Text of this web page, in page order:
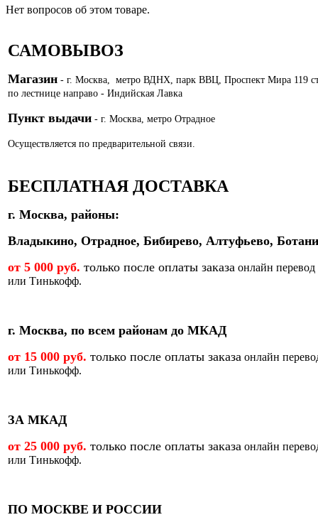
Нет вопросов об этом товаре.
САМОВЫВОЗ
Магазин - г. Москва, метро ВДНХ, парк ВВЦ, Проспект Мира 119
по лестнице направо - Индийская Лавка
Пункт выдачи - г. Москва, метро Отрадное
Осуществляется по предварительной связи.
БЕСПЛАТНАЯ ДОСТАВКА
г. Москва, районы:
Владыкино, Отрадное, Бибирево, Алтуфьево,
от 5 000 руб. только после оплаты заказа онлайн
или Тинькофф.
г. Москва, по всем районам до МКАД
от 15 000 руб. только после оплаты заказа онлайн
или Тинькофф.
ЗА МКАД
от 25 000 руб. только после оплаты заказа онлайн
или Тинькофф.
ПО МОСКВЕ И РОССИИ